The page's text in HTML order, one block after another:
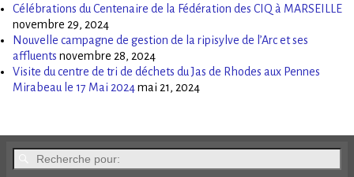
Célébrations du Centenaire de la Fédération des CIQ à MARSEILLE
novembre 29, 2024
Nouvelle campagne de gestion de la ripisylve de l’Arc et ses
affluents novembre 28, 2024
Visite du centre de tri de déchets du Jas de Rhodes aux Pennes
Mirabeau le 17 Mai 2024mai 21, 2024